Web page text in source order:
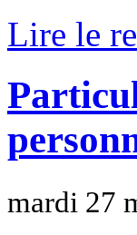
Lire le
mardi 27